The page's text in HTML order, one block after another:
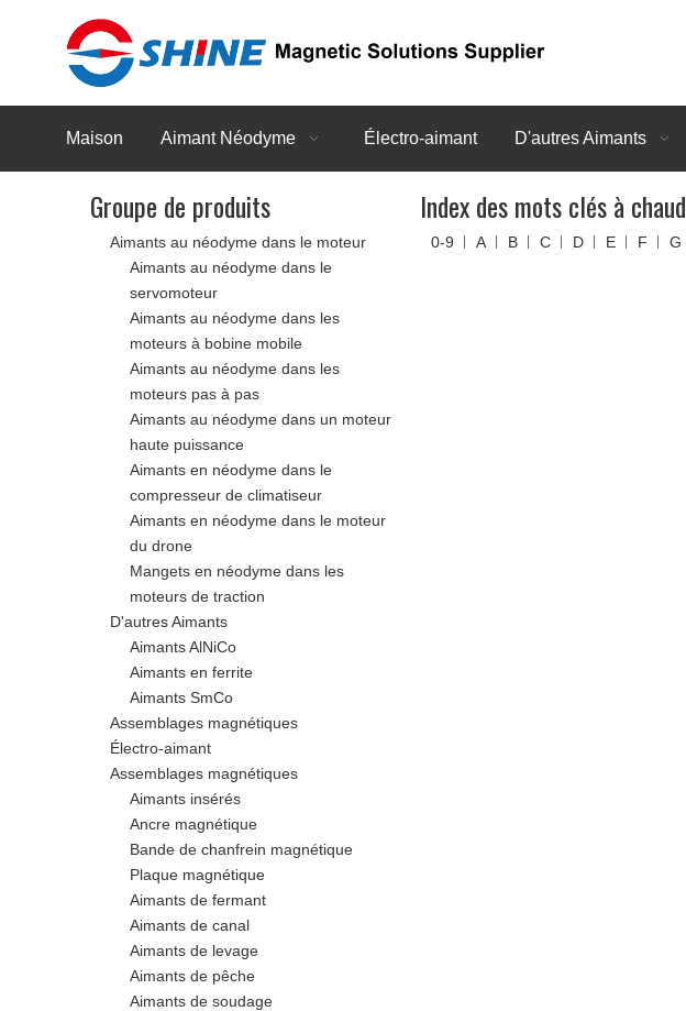
Maison Aimant Néodyme Électro-aimant D'autres Aimants
Groupe de produits
Aimants au néodyme dans le moteur
Aimants au néodyme dans le
servomoteur
Aimants au néodyme dans les
moteurs à bobine mobile
Aimants au néodyme dans les
moteurs pas à pas
Aimants au néodyme dans un moteur
haute puissance
Aimants en néodyme dans le
compresseur de climatiseur
Aimants en néodyme dans le moteur
du drone
Mangets en néodyme dans les
moteurs de traction
D'autres Aimants
Aimants AlNiCo
Aimants en ferrite
Aimants SmCo
Assemblages magnétiques
Électro-aimant
Assemblages magnétiques
Aimants insérés
Ancre magnétique
Bande de chanfrein magnétique
Plaque magnétique
Aimants de fermant
Aimants de canal
Aimants de levage
Aimants de pêche
Aimants de soudage
Index des mots clés à chaud
0-9 A B C D E F G